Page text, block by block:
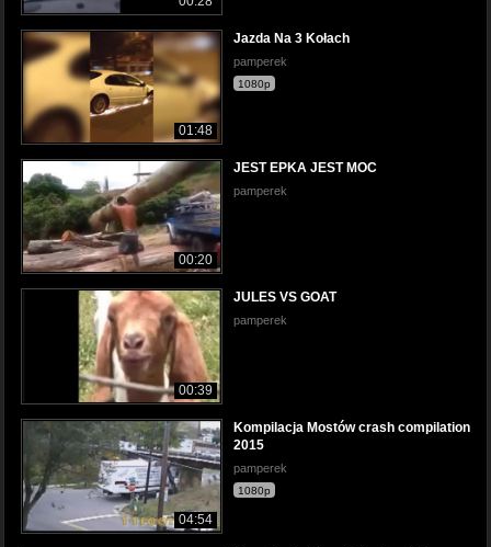
01:48
Jazda Na 3 Kołach
pamperek
1080p
00:20
JEST EPKA JEST MOC
pamperek
00:39
JULES VS GOAT
pamperek
04:54
Kompilacja Mostów crash compilation
2015
pamperek
1080p